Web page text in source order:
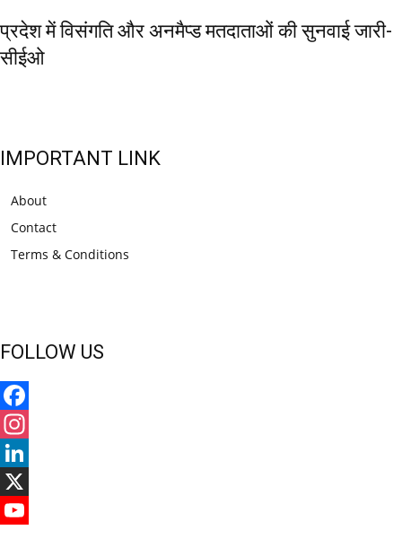
प्रदेश में विसंगति और अनमैप्ड मतदाताओं की सुनवाई जारी-
सीईओ
IMPORTANT LINK
About
Contact
Terms & Conditions
FOLLOW US
Facebook
Instagram
LinkedIn
X